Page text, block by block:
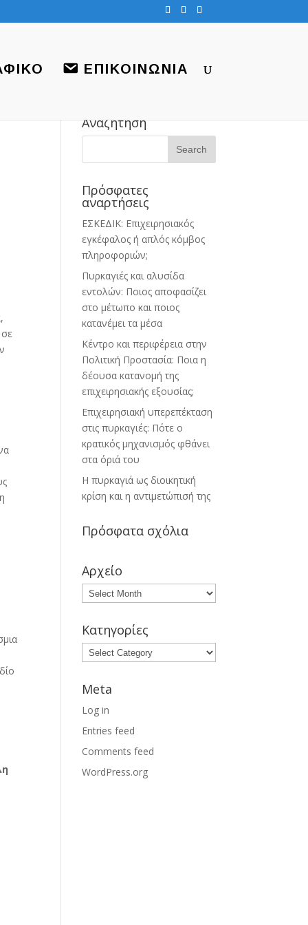
ΕΠΙΚΟΙΝΩΝΙΑ
Αναζήτηση
Πρόσφατες
αναρτήσεις
ΕΣΚΕΔΙΚ: Επιχειρησιακός
εγκέφαλος ή απλός κόμβος
πληροφοριών;
Πυρκαγιές και αλυσίδα
εντολών: Ποιος αποφασίζει
στο μέτωπο και ποιος
κατανέμει τα μέσα
Κέντρο και περιφέρεια στην
Πολιτική Προστασία: Ποια η
δέουσα κατανομή της
επιχειρησιακής εξουσίας;
Επιχειρησιακή υπερεπέκταση
στις πυρκαγιές: Πότε ο
κρατικός μηχανισμός φθάνει
στα όριά του
Η πυρκαγιά ως διοικητική
κρίση και η αντιμετώπισή της
Πρόσφατα σχόλια
Αρχείο
Κατηγορίες
Meta
Log in
Entries feed
Comments feed
WordPress.org